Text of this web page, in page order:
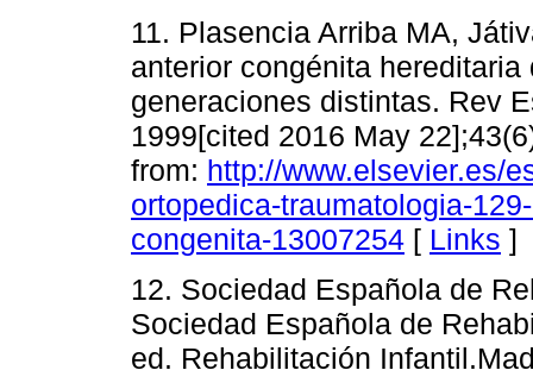
11. Plasencia Arriba MA,
anterior congénita
generaciones distintas. Rev
1999[cited 2016 May
from: http://www.elsevier.es/
ortopedica-traumatologia-
congenita-13007254 [ Links ]
12. Sociedad Española de
Sociedad Española de
ed. Rehabilitación